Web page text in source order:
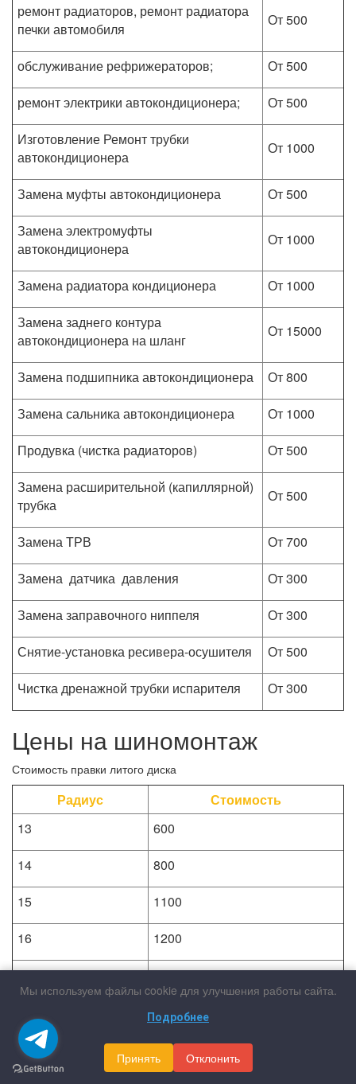
ремонт радиаторов, ремонт радиатора
печки автомобиля
От 500
обслуживание рефрижераторов;
От 500
ремонт электрики автокондиционера;
От 500
Изготовление Ремонт трубки
автокондиционера
От 1000
Замена муфты автокондиционера
От 500
Замена электромуфты
автокондиционера
От 1000
Замена радиатора кондиционера
От 1000
Замена заднего контура
автокондиционера на шланг
От 15000
Замена подшипника автокондиционера
От 800
Замена сальника автокондиционера
От 1000
Продувка (чистка радиаторов)
От 500
Замена расширительной (капиллярной)
трубка
От 500
Замена ТРВ
От 700
Замена датчика давления
От 300
Замена заправочного ниппеля
От 300
Снятие-установка ресивера-осушителя
От 500
Чистка дренажной трубки испарителя
От 300
Цены на шиномонтаж
Стоимость правки литого диска
Радиус
Стоимость
13
600
14
800
15
1100
16
1200
17
1400
1900
19
2200
Мы используем файлы cookie для улучшения работы сайта.
Подробнее
Принять Отклонить